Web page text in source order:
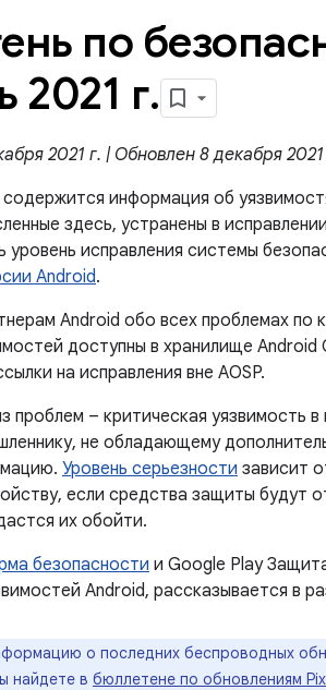
по
2021 г.
2021 г. | Обновлен 8 декабря 2021
информация об
здесь, устранены в
уровень исправления системы
Android.
Android обо всех проблемах по
доступны в хранилище
на исправления вне AOSP.
проблем – критическая уязвимость
не обладающему
Уровень серьезности зависит
если средства защиты будут
их обойти.
безопасности и Google Play
Android, рассказывается в
о последних беспроводных
найдете в бюллетене по обновлениям